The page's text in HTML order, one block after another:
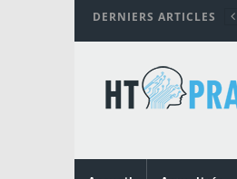
DERNIERS ARTICLES